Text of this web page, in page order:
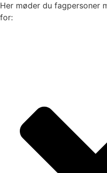
Her møder du fagpersoner
for: